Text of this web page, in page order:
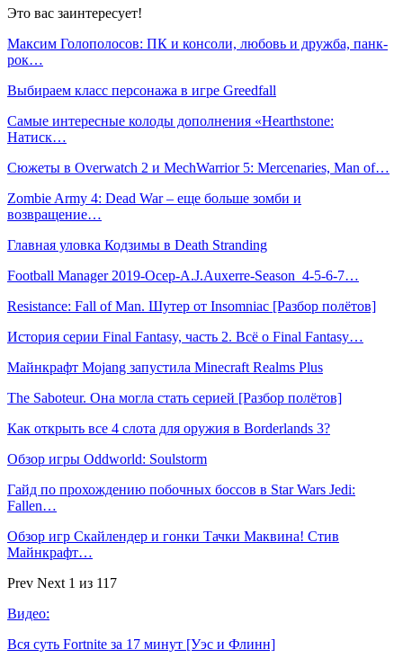
Это вас заинтересует!
Максим Голополосов: ПК и консоли, любовь и дружба, панк-
рок…
Выбираем класс персонажа в игре Greedfall
Самые интересные колоды дополнения «Hearthstone:
Натиск…
Сюжеты в Overwatch 2 и MechWarrior 5: Mercenaries, Man of…
Zombie Army 4: Dead War – еще больше зомби и
возвращение…
Главная уловка Кодзимы в Death Stranding
Football Manager 2019-Осер-A.J.Auxerre-Season_4-5-6-7…
Resistance: Fall of Man. Шутер от Insomniac [Разбор полётов]
История серии Final Fantasy, часть 2. Всё о Final Fantasy…
Майнкрафт Mojang запустила Minecraft Realms Plus
The Saboteur. Она могла стать серией [Разбор полётов]
Как открыть все 4 слота для оружия в Borderlands 3?
Обзор игры Oddworld: Soulstorm
Гайд по прохождению побочных боссов в Star Wars Jedi:
Fallen…
Обзор игр Скайлендер и гонки Тачки Маквина! Стив
Майнкрафт…
Prev Next 1 из 117
Видео:
Вся суть Fortnite за 17 минут [Уэс и Флинн]